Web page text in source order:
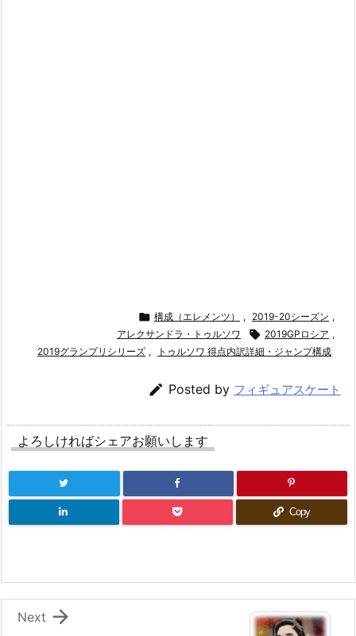
 構成（エレメンツ） , 2019-20シーズン ,
アレクサンドラ・トゥルソワ
 2019GPロシア ,
2019グランプリシリーズ , トゥルソワ 得点内訳詳細・ジャンプ構成
 Posted by フィギュアスケート
よろしければシェアお願いします
Copy

Next